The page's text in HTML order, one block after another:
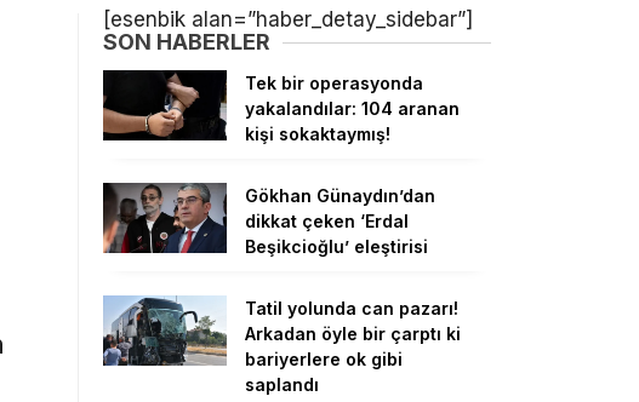
[esenbik alan=”haber_detay_sidebar”]
SON HABERLER
Tek bir operasyonda
yakalandılar: 104 aranan
kişi sokaktaymış!
Gökhan Günaydın’dan
dikkat çeken ‘Erdal
Beşikcioğlu’ eleştirisi
Tatil yolunda can pazarı!
Arkadan öyle bir çarptı ki
bariyerlere ok gibi
saplandı